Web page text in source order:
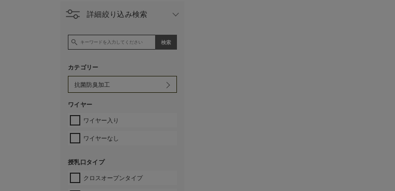
詳細絞り込み検索
カテゴリー
ワイヤー
ワイヤー入り
ワイヤーなし
授乳口タイプ
クロスオープンタイプ